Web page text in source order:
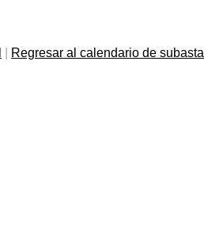
Regresar al calendario de